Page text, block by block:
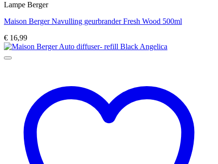
Lampe Berger
Maison Berger Navulling geurbrander Fresh Wood 500ml
€ 16,99